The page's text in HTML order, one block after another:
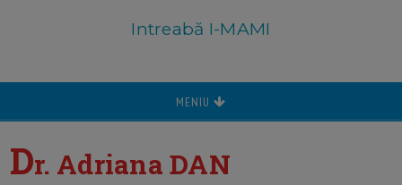
Intreabă I-MAMI
MENIU
Dr. Adriana DAN